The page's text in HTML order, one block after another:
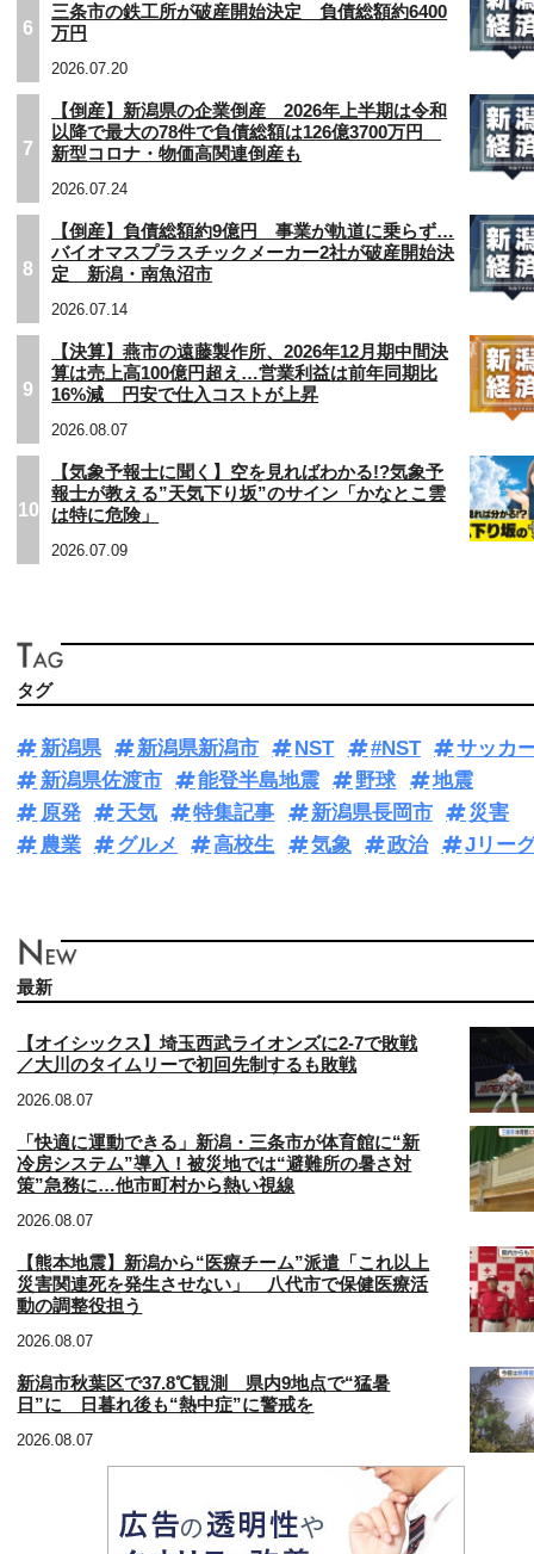
6
三条市の鉄工所が破産開始決定 負債総額約6400
万円
2026.07.20
7
【倒産】新潟県の企業倒産 2026年上半期は令和
以降で最大の78件で負債総額は126億3700万円
新型コロナ・物価高関連倒産も
2026.07.24
8
【倒産】負債総額約9億円 事業が軌道に乗らず…
バイオマスプラスチックメーカー2社が破産開始決
定 新潟・南魚沼市
2026.07.14
9
【決算】燕市の遠藤製作所、2026年12月期中間決
算は売上高100億円超え…営業利益は前年同期比
16%減 円安で仕入コストが上昇
2026.08.07
10
【気象予報士に聞く】空を見ればわかる!?気象予
報士が教える”天気下り坂”のサイン「かなとこ雲
は特に危険」
2026.07.09
タグ
新潟県 新潟県新潟市 NST #NST
サッカ
新潟県佐渡市
能登半島地震 野球
地震
原発
天気 特集記事 新潟県長岡市
災害
農業
グルメ 高校生 気象 政治 Jリー
最新
【オイシックス】埼玉西武ライオンズに2-7で敗戦
／大川のタイムリーで初回先制するも敗戦
2026.08.07
「快適に運動できる」新潟・三条市が体育館に“新
冷房システム”導入！被災地では“避難所の暑さ対
策”急務に…他市町村から熱い視線
2026.08.07
【熊本地震】新潟から“医療チーム”派遣「これ以上
災害関連死を発生させない」 八代市で保健医療活
動の調整役担う
2026.08.07
新潟市秋葉区で37.8℃観測 県内9地点で“猛暑
日”に 日暮れ後も“熱中症”に警戒を
2026.08.07